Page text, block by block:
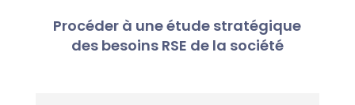
Procéder à une étude stratégique
des besoins RSE de la société